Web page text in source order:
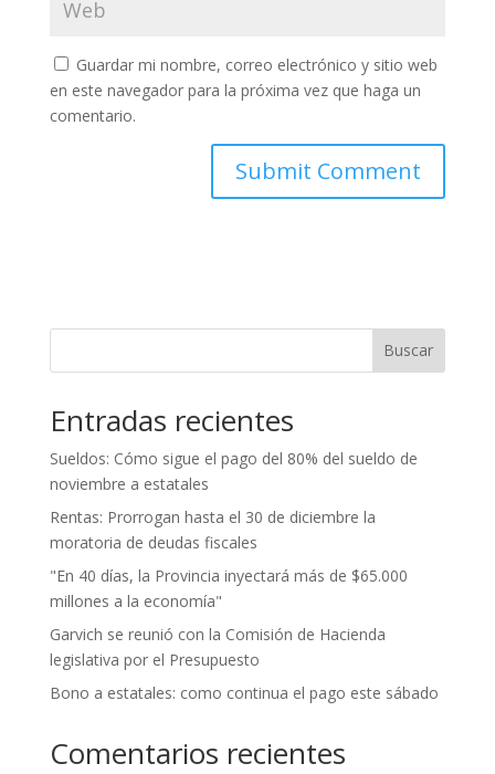
Guardar mi nombre, correo electrónico y sitio web
en este navegador para la próxima vez que haga un
comentario.
Buscar
Entradas recientes
Sueldos: Cómo sigue el pago del 80% del sueldo de
noviembre a estatales
Rentas: Prorrogan hasta el 30 de diciembre la
moratoria de deudas fiscales
"En 40 días, la Provincia inyectará más de $65.000
millones a la economía"
Garvich se reunió con la Comisión de Hacienda
legislativa por el Presupuesto
Bono a estatales: como continua el pago este sábado
Comentarios recientes